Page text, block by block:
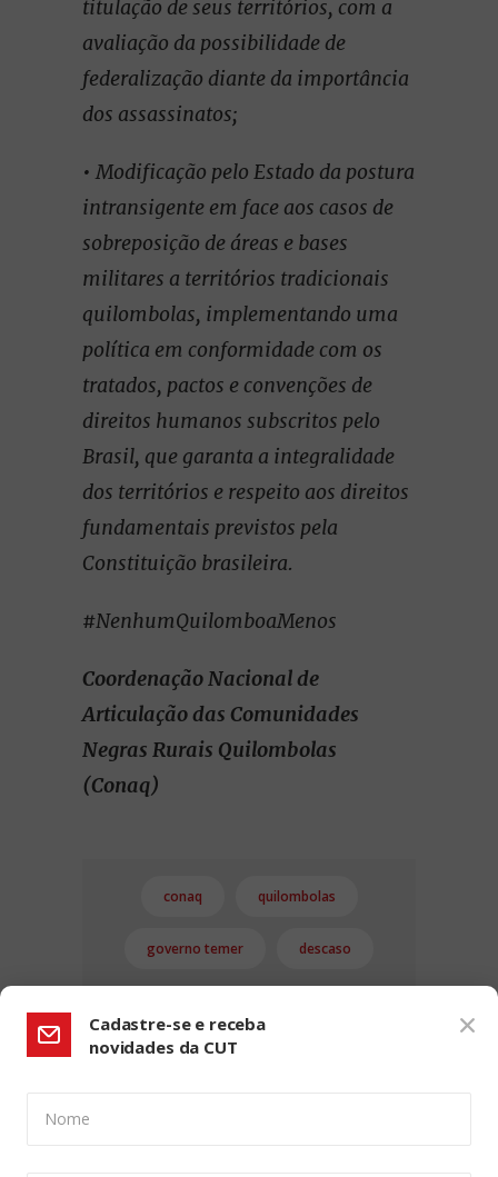
titulação de seus territórios, com a
avaliação da possibilidade de
federalização diante da importância
dos assassinatos;
• Modificação pelo Estado da postura
intransigente em face aos casos de
sobreposição de áreas e bases
militares a territórios tradicionais
quilombolas, implementando uma
política em conformidade com os
tratados, pactos e convenções de
direitos humanos subscritos pelo
Brasil, que garanta a integralidade
dos territórios e respeito aos direitos
fundamentais previstos pela
Constituição brasileira.
#NenhumQuilomboaMenos
Coordenação Nacional de
Articulação das Comunidades
Negras Rurais Quilombolas
(Conaq)
conaq quilombolas
governo temer descaso
Cadastre-se e receba
novidades da CUT
Nome